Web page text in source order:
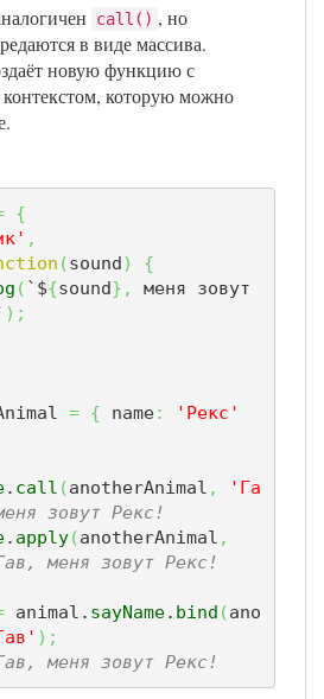
call() , но
в виде массива.
новую функцию с
которую можно
{
,
(sound)
{
( `${sound} ,
меня зовут
) ;
= { name:
'Рекс'
. call (anotherAnimal ,
'Га
зовут Рекс!
. apply(anotherAnimal ,
меня зовут Рекс!
animal. sayName. bind (ano
) ;
меня зовут Рекс!